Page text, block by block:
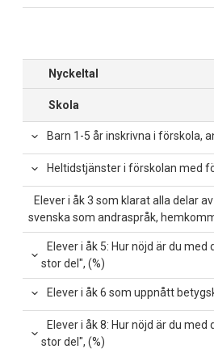
Nyckeltal
Skola
Barn 1-5 år inskrivna i förskola,
Heltidstjänster i förskolan med
Elever i åk 3 som klarat alla delar
svenska som andraspråk,
Elever i åk 5: Hur nöjd är du
stor del", (%)
Elever i åk 6 som uppnått
Elever i åk 8: Hur nöjd är du
stor del", (%)